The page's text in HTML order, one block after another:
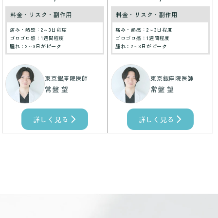
料金・リスク・副作用
痛み・熱感：2～3日程度
ゴロゴロ感：1週間程度
腫れ：2～3日がピーク
東京銀座院医師
常盤 望
詳しく見る
料金・リスク・副作用
痛み・熱感：2～3日程度
ゴロゴロ感：1週間程度
腫れ：2～3日がピーク
東京銀座院医師
常盤 望
詳しく見る